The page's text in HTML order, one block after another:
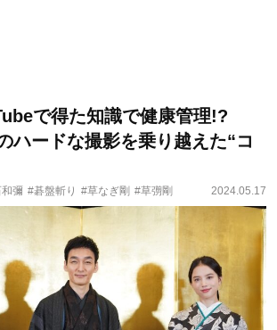
で得た知識で健康管理!?
ハードな撮影を乗り越えた“コ
彌 #碁盤斬り #草なぎ剛 #草彅剛 2024.05.17